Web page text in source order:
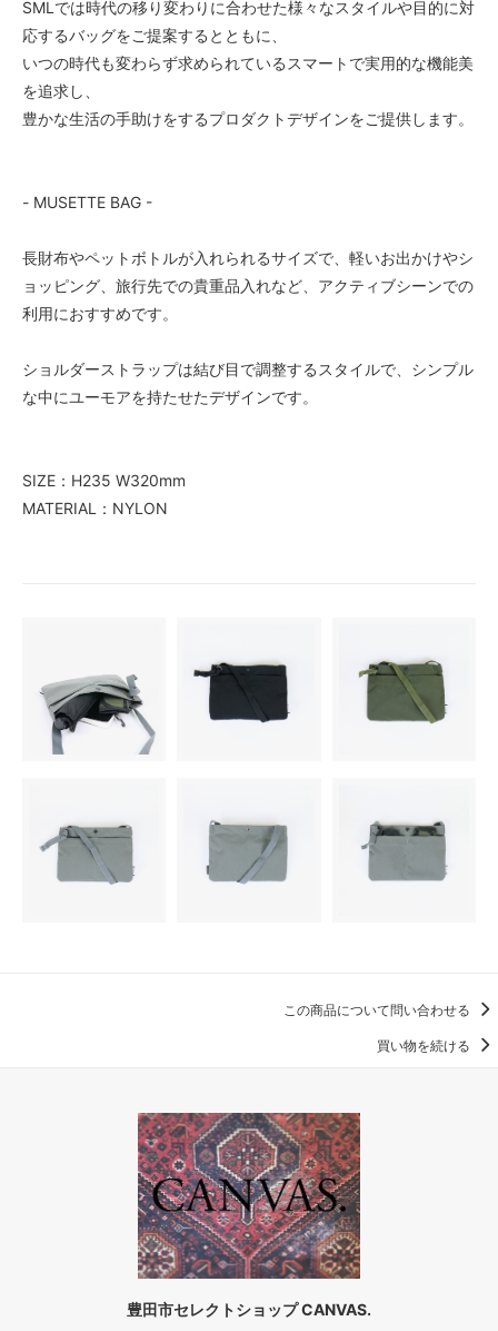
SMLでは時代の移り変わりに合わせた様々なスタイルや目的に対
応するバッグをご提案するとともに、
いつの時代も変わらず求められているスマートで実用的な機能美
を追求し、
豊かな生活の手助けをするプロダクトデザインをご提供します。
- MUSETTE BAG -
長財布やペットボトルが入れられるサイズで、軽いお出かけやシ
ョッピング、旅行先での貴重品入れなど、アクティブシーンでの
利用におすすめです。
ショルダーストラップは結び目で調整するスタイルで、シンプル
な中にユーモアを持たせたデザインです。
SIZE：H235 W320mm
MATERIAL：NYLON
この商品について問い合わせる
買い物を続ける
豊田市セレクトショップ CANVAS.